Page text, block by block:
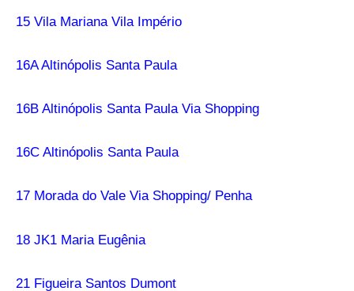
15 Vila Mariana Vila Império
16A Altinópolis Santa Paula
16B Altinópolis Santa Paula Via Shopping
16C Altinópolis Santa Paula
17 Morada do Vale Via Shopping/ Penha
18 JK1 Maria Eugênia
21 Figueira Santos Dumont